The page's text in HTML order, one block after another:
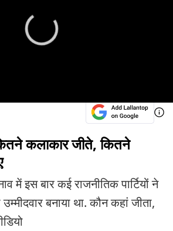
कलाकार जीते, कितने
में इस बार कई राजनीतिक पार्टियों ने
बनाया था. कौन कहां जीता,